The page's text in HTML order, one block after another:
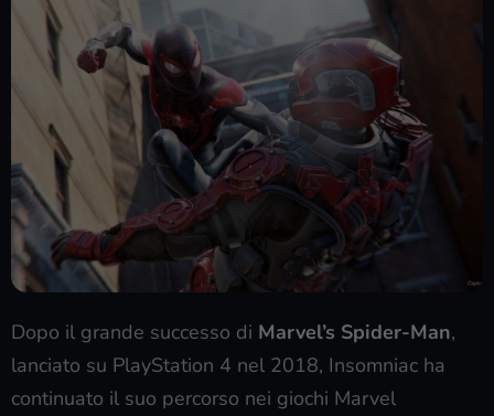
Dopo il grande successo di Marvel’s Spider-Man,
lanciato su PlayStation 4 nel 2018, Insomniac ha
continuato il suo percorso nei giochi Marvel